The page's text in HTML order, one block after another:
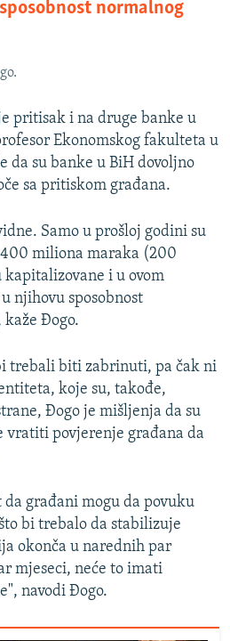
normalnog
pritisak i na druge banke u
Ekonomskog fakulteta u
da su banke u BiH dovoljno
sa pritiskom građana.
Samo u prošloj godini su
miliona maraka (200
i u ovom
njihovu sposobnost
Đogo.
trebali biti zabrinuti, pa čak ni
koje su, takođe,
Đogo je mišljenja da su
vratiti povjerenje građana da
građani mogu da povuku
bi trebalo da stabilizuje
okonča u narednih par
mjeseci, neće to imati
navodi Đogo.